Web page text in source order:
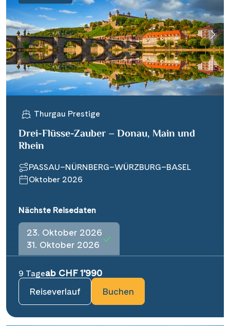
Thurgau Prestige
Drei-Flüsse-Zauber – Donau, Main und
Rhein
PASSAU–NÜRNBERG–WÜRZBURG–BASEL
Oktober 2026
Nächste Reisedaten
23. Oktober 2026
31. Oktober 2026
9 Tageab CHF 1’990
Reiseverlauf
Buchen